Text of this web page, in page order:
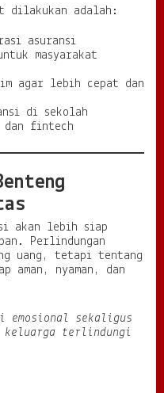
dilakukan adalah:
asuransi
masyarakat
agar lebih cepat dan
di sekolah
dan fintech
akan lebih siap
Perlindungan
uang, tetapi tentang
aman, nyaman, dan
emosional sekaligus
keluarga terlindungi